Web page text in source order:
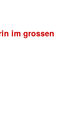
im grossen